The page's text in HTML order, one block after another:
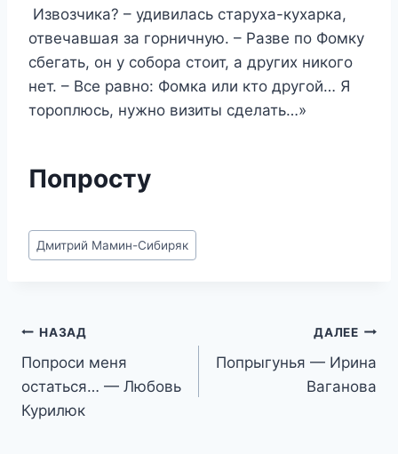
Извозчика? – удивилась старуха-кухарка,
отвечавшая за горничную. – Разве по Фомку
сбегать, он у собора стоит, а других никого
нет. – Все равно: Фомка или кто другой… Я
тороплюсь, нужно визиты сделать…»
Попросту
Метки
записи:
Дмитрий Мамин-Сибиряк
Навигация
по
записям
НАЗАД
Попроси меня
остаться… — Любовь
Курилюк
ДАЛЕЕ
Попрыгунья — Ирина
Ваганова